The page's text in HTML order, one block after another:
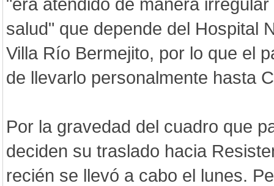
salud" que depende del Hospital
Villa Río Bermejito, por lo que el
de llevarlo personalmente hasta
Por la gravedad del cuadro que
deciden su traslado hacia
recién se llevó a cabo el lunes.